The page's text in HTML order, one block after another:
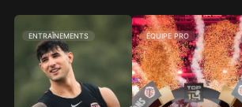
ENTRAÎNEMENTS ÉQUIPE PRO